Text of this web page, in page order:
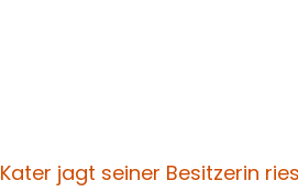
Kater jagt seiner Besitzerin